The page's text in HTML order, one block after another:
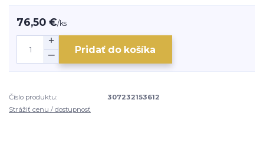
76,50 €/ks
Pridať do košíka
Číslo produktu:
307232153612
Strážiť cenu / dostupnosť